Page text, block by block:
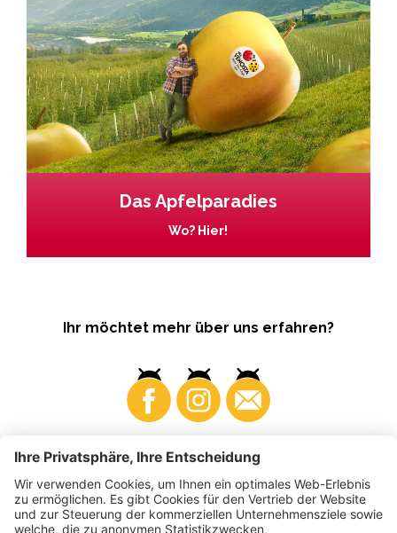
Das Apfelparadies
Wo? Hier!
Ihr möchtet mehr über uns erfahren?
Business Produzenten